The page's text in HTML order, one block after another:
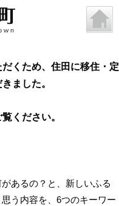
くため、住田に移住・定
ました。
ださい。
あるの？と、新しいふる
う内容を、6つのキーワー